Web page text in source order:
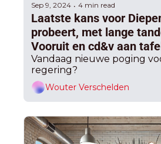
Sep 9, 2024 • 4 min read
Laatste kans voor
probeert, met lange
Vooruit en cd&v aan
want “twee keer kan
keer”
Vandaag nieuwe poging
regering?
Wouter Verschelden